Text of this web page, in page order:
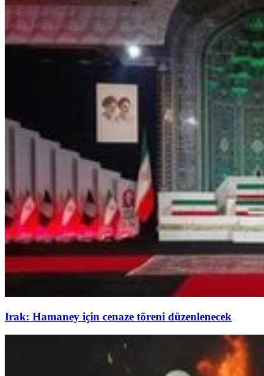
Irak: Hamaney için cenaze töreni düzenlenecek